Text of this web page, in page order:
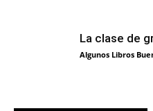
La clase de
Algunos Libros